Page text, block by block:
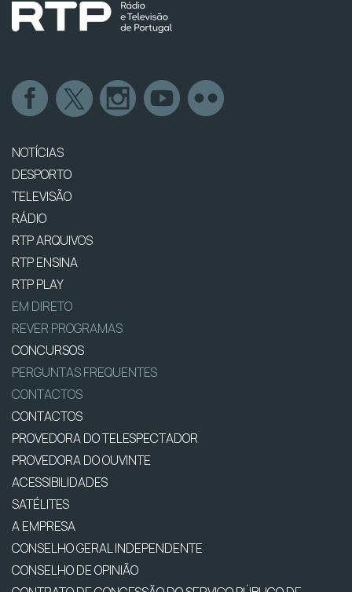
NOTÍCIAS
DESPORTO
TELEVISÃO
RÁDIO
RTP ARQUIVOS
RTP ENSINA
RTP PLAY
EM DIRETO
REVER PROGRAMAS
CONCURSOS
PERGUNTAS FREQUENTES
CONTACTOS
CONTACTOS
PROVEDORA DO TELESPECTADOR
PROVEDORA DO OUVINTE
ACESSIBILIDADES
SATÉLITES
A EMPRESA
CONSELHO GERAL INDEPENDENTE
CONSELHO DE OPINIÃO